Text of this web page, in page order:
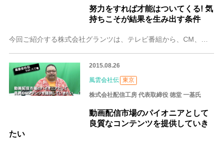
努力をすれば才能はついてくる! 気
持ちこそが結果を生み出す条件
2015.08.26
風雲会社伝 東京
株式会社配信工房 代表取締役 徳堂 一基氏
動画配信市場のパイオニアとして
良質なコンテンツを提供していき
たい